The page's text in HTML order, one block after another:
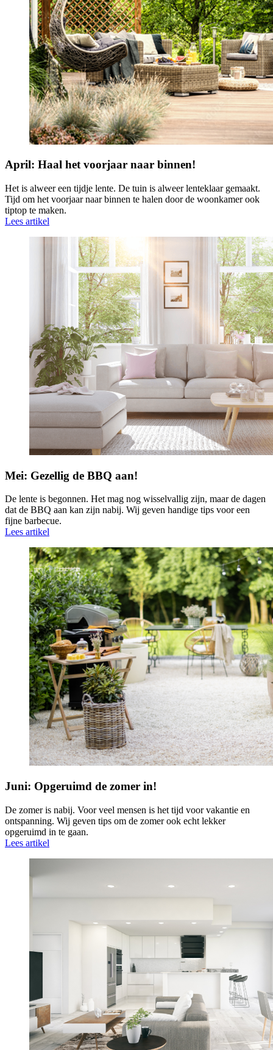
April: Haal het voorjaar naar binnen!
Het is alweer een tijdje lente. De tuin is alweer lenteklaar gemaakt.
Tijd om het voorjaar naar binnen te halen door de woonkamer ook
tiptop te maken.
Lees artikel
Mei: Gezellig de BBQ aan!
De lente is begonnen. Het mag nog wisselvallig zijn, maar de dagen
dat de BBQ aan kan zijn nabij. Wij geven handige tips voor een
fijne barbecue.
Lees artikel
Juni: Opgeruimd de zomer in!
De zomer is nabij. Voor veel mensen is het tijd voor vakantie en
ontspanning. Wij geven tips om de zomer ook echt lekker
opgeruimd in te gaan.
Lees artikel